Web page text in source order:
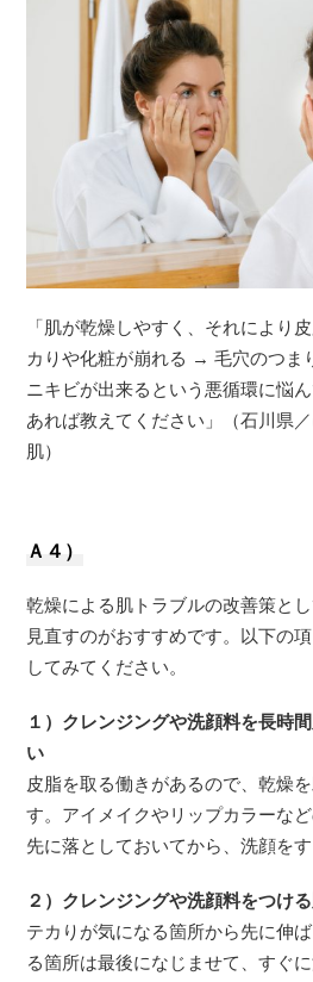
「肌が乾燥しやすく、それにより
カりや化粧が崩れる → 毛穴のつま
ニキビが出来るという悪循環に悩
あれば教えてください」（石川県
肌）
Ａ４）
乾燥による肌トラブルの改善策と
見直すのがおすすめです。以下の
してみてください。
１）クレンジングや洗顔料を長時
い
皮脂を取る働きがあるので、乾燥
す。アイメイクやリップカラーな
先に落としておいてから、洗顔をす
２）クレンジングや洗顔料をつけ
テカりが気になる箇所から先に伸
る箇所は最後になじませて、すぐに